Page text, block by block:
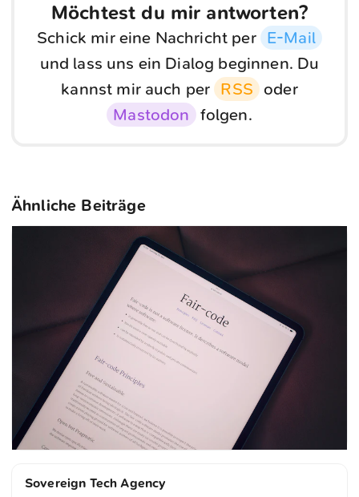
Möchtest du mir antworten?
Schick mir eine Nachricht per E-Mail
und lass uns ein Dialog beginnen. Du
kannst mir auch per RSS oder
Mastodon folgen.
Ähnliche Beiträge
Sovereign Tech Agency